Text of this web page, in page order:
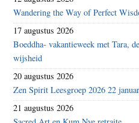
Wandering the Way of Perfect
17 augustus 2026
Boeddha- vakantieweek met Tara,
wijsheid
20 augustus 2026
Zen Spirit Leesgroep 2026 22
21 augustus 2026